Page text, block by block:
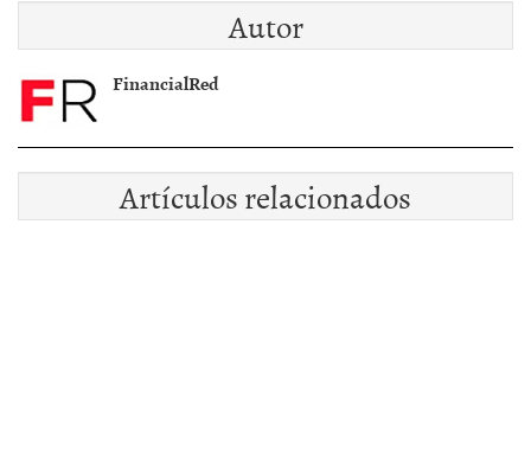
Autor
FinancialRed
Artículos relacionados